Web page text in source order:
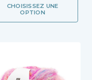
CHOISISSEZ UNE
OPTION